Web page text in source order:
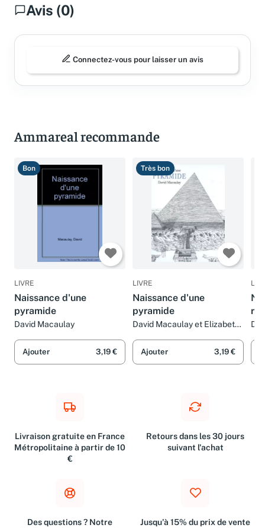
Avis (0)
Connectez-vous pour laisser un avis
Ammareal recommande
Bon
LIVRE
Naissance d'une
pyramide
David Macaulay
Ajouter 3,19 €
Très bon
LIVRE
Naissance d'une
pyramide
David Macaulay et Elizabeth
Ajouter 3,19 €
Livraison gratuite en France
Métropolitaine à partir de 10
€
Retours dans les 30 jours
suivant l'achat
Des questions ? Notre
Jusqu'à 15% du prix de vente